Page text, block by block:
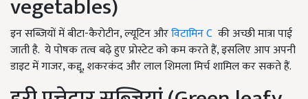
vegetables)
इन सब्जियों में बीटा-कैरोटीन, ल्यूटिन औरविटामिन C की अच्छी मात्रा पाई
जाती है. ये पोषक तत्व बढ़े हुए प्रोस्टेट को कम करते हैं, इसलिए आप अपनी
डाइट में गाजर, कद्दू, शकरकंद और लाल शिमला मिर्च शामिल कर सकते हैं.